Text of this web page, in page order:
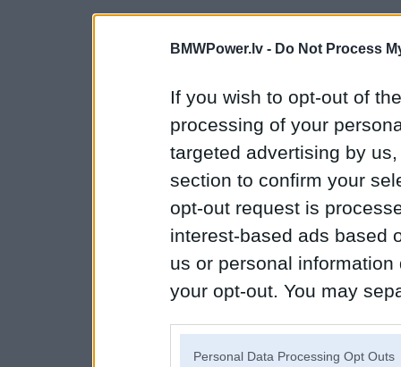
BMWPower.lv - Do Not Process
If you wish to opt-out of
processing of your
targeted advertising by
section to confirm your
opt-out request is
interest-based ads based
us or personal
your opt-out. You may
Personal Data Processing Opt Outs